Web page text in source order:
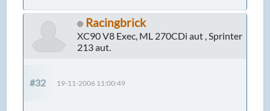
Racingbrick
XC90 V8 Exec, ML 270CDi aut , Sprinter
213 aut.
#32 19-11-2006 11:00:49